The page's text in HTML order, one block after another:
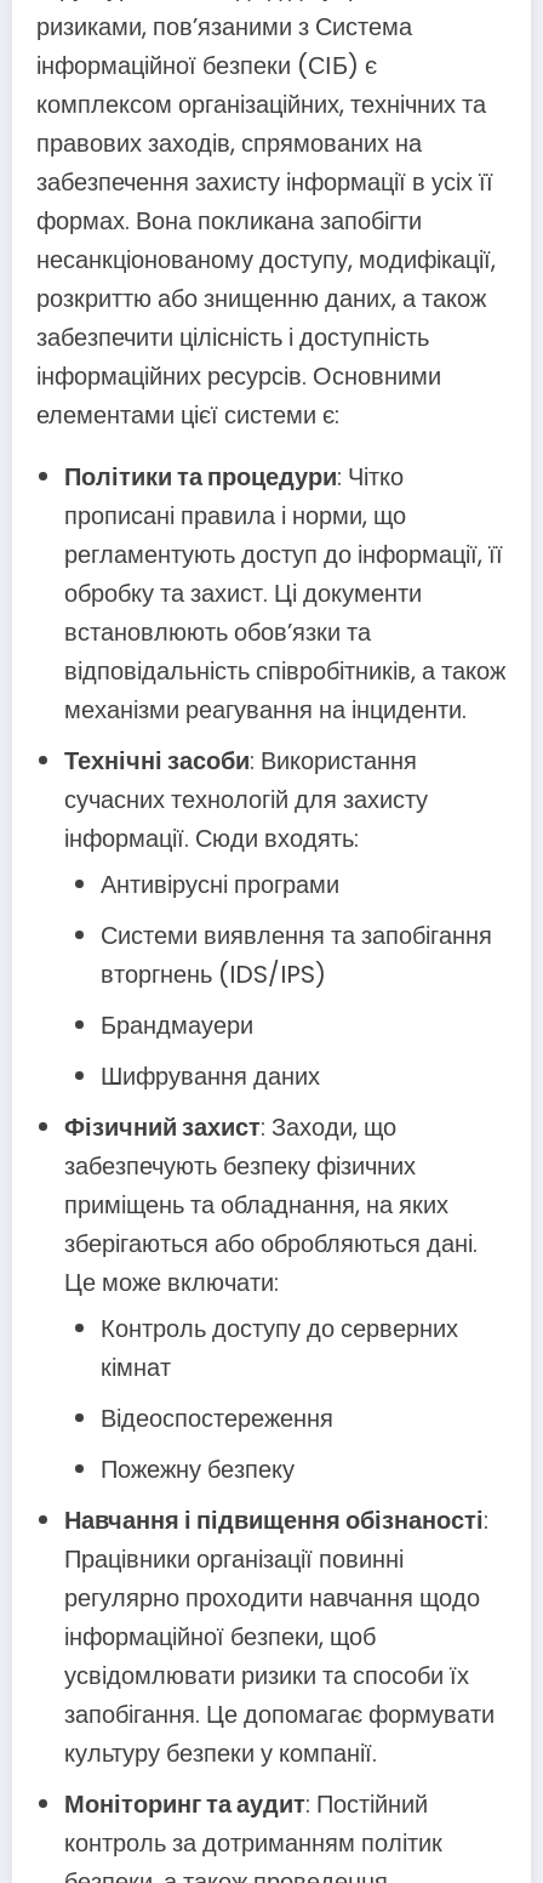
ризиками, пов’язаними з Система
інформаційної безпеки (СІБ) є
комплексом організаційних, технічних та
правових заходів, спрямованих на
забезпечення захисту інформації в усіх її
формах. Вона покликана запобігти
несанкціонованому доступу, модифікації,
розкриттю або знищенню даних, а також
забезпечити цілісність і доступність
інформаційних ресурсів. Основними
елементами цієї системи є:
Політики та процедури: Чітко
прописані правила і норми, що
регламентують доступ до інформації, її
обробку та захист. Ці документи
встановлюють обов’язки та
відповідальність співробітників, а також
механізми реагування на інциденти.
Технічні засоби: Використання
сучасних технологій для захисту
інформації. Сюди входять:
Антивірусні програми
Системи виявлення та запобігання
вторгнень (IDS/IPS)
Брандмауери
Шифрування даних
Фізичний захист: Заходи, що
забезпечують безпеку фізичних
приміщень та обладнання, на яких
зберігаються або обробляються дані.
Це може включати:
Контроль доступу до серверних
кімнат
Відеоспостереження
Пожежну безпеку
Навчання і підвищення обізнаності:
Працівники організації повинні
регулярно проходити навчання щодо
інформаційної безпеки, щоб
усвідомлювати ризики та способи їх
запобігання. Це допомагає формувати
культуру безпеки у компанії.
Моніторинг та аудит: Постійний
контроль за дотриманням політик